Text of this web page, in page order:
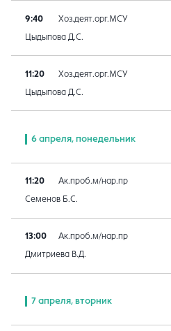
9:40 Хоз.деят.орг.МСУ
Цыдыпова Д.С.
11:20 Хоз.деят.орг.МСУ
Цыдыпова Д.С.
6 апреля, понедельник
11:20 Ак.проб.м/нар.пр
Семенов Б.С.
13:00 Ак.проб.м/нар.пр
Дмитриева В.Д.
7 апреля, вторник